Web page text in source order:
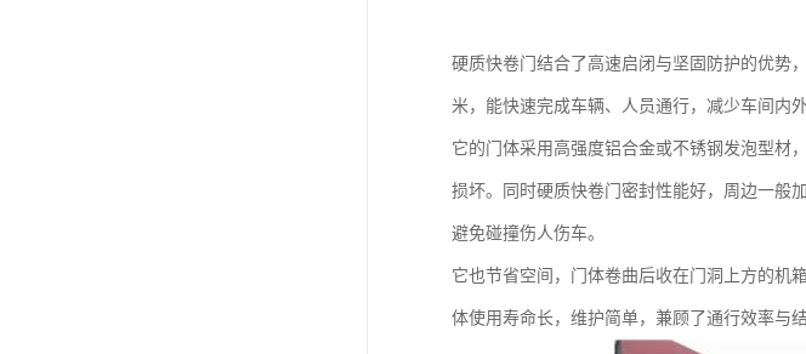
硬质快卷门结合了高速启闭与坚固防护的优势
米，能快速完成车辆、人员通行，减少车间内
它的门体采用高强度铝合金或不锈钢发泡型材
损坏。同时硬质快卷门密封性能好，周边一般
避免碰撞伤人伤车。
它也节省空间，门体卷曲后收在门洞上方的机
体使用寿命长，维护简单，兼顾了通行效率与结